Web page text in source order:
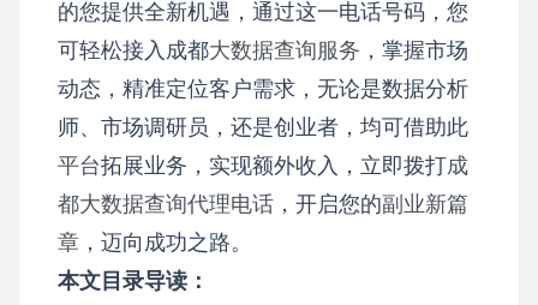
的您提供全新机遇，通过这一电话号码，您
可轻松接入成都大数据查询服务 ，掌握市场
动态，精准定位客户需求，无论是数据分析
师、市场调研员，还是创业者，均可借助此
平台拓展业务，实现额外收入，立即拨打成
都大数据查询代理电话 ，开启您的副业新篇
章 ，迈向成功之路。
本文目录导读：